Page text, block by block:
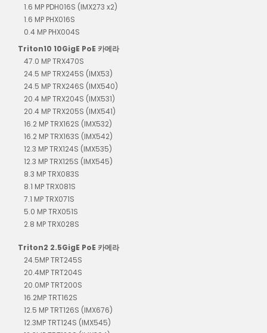
1.6 MP PDH016S (IMX273 x2)
1.6 MP PHX016S
0.4 MP PHX004S
Triton10 10GigE PoE 카메라
47.0 MP TRX470S
24.5 MP TRX245S (IMX53)
24.5 MP TRX246S (IMX540)
20.4 MP TRX204S (IMX531)
20.4 MP TRX205S (IMX541)
16.2 MP TRX162S (IMX532)
16.2 MP TRX163S (IMX542)
12.3 MP TRX124S (IMX535)
12.3 MP TRX125S (IMX545)
8.3 MP TRX083S
8.1 MP TRX081S
7.1 MP TRX071S
5.0 MP TRX051S
2.8 MP TRX028S
Triton2 2.5GigE PoE 카메라
24.5MP TRT245S
20.4MP TRT204S
20.0MP TRT200S
16.2MP TRT162S
12.5 MP TRT126S (IMX676)
12.3MP TRT124S (IMX545)